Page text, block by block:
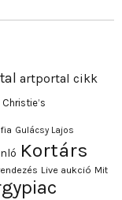
artportal cikk
Christie’s
Gulácsy Lajos
Kortárs
Live aukció Mit